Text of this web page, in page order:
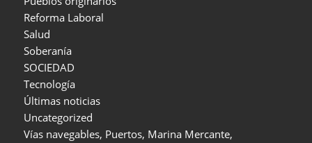
Reforma Laboral
Salud
Soberanía
SOCIEDAD
Tecnología
Últimas noticias
Uncategorized
Vías navegables, Puertos, Marina Mercante,